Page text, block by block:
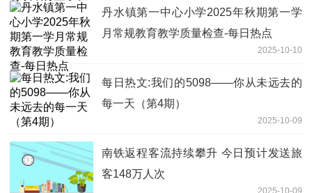
丹水镇第一中心小学2025年秋期第一学
月常规教育教学质量检查-每日热点
2025-10-10
每日热文:我们的5098——你从未远去的
每一天（第4期）
2025-10-09
南铁返程客流持续攀升 今日预计发送旅
客148万人次